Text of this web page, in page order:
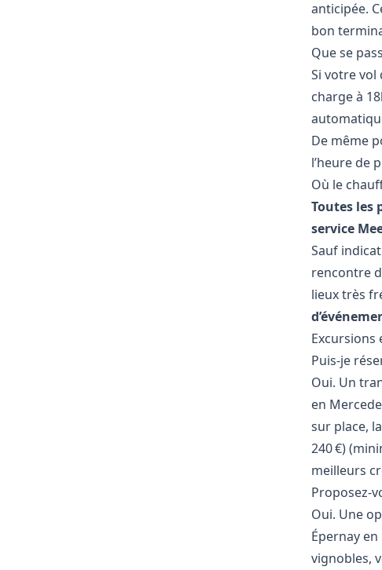
anticipée.
bon
Que se
Si votre vol
charge à
De même
l’heure de
Où le
Toutes les
service
Sauf
rencontre
lieux très
Excursions
Puis-je
Oui. Un
en
sur place,
240 €)
meilleurs
Proposez-
Oui. Une
Épernay
vignobles,